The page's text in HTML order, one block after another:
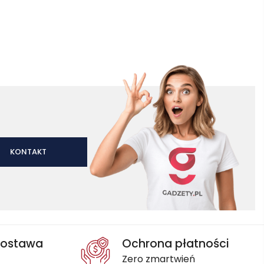
KONTAKT
Ochrona płatności
Zero zmartwień